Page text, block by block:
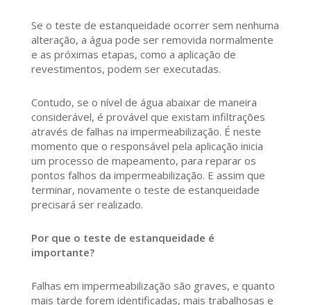
Se o teste de estanqueidade ocorrer sem nenhuma
alteração, a água pode ser removida normalmente
e as próximas etapas, como a aplicação de
revestimentos, podem ser executadas.
Contudo, se o nível de água abaixar de maneira
considerável, é provável que existam infiltrações
através de falhas na impermeabilização. É neste
momento que o responsável pela aplicação inicia
um processo de mapeamento, para reparar os
pontos falhos da impermeabilização. E assim que
terminar, novamente o teste de estanqueidade
precisará ser realizado.
Por que o teste de estanqueidade é
importante?
Falhas em impermeabilização são graves, e quanto
mais tarde forem identificadas, mais trabalhosas e